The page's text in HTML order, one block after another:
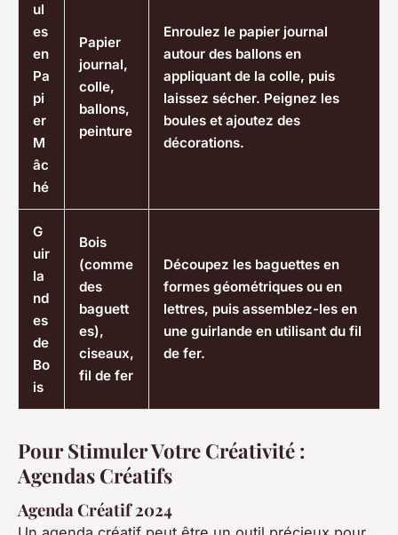
ul
es
en
Pa
pi
er
M
âc
hé
Papier
journal,
colle,
ballons,
peinture
Enroulez le papier journal
autour des ballons en
appliquant de la colle, puis
laissez sécher. Peignez les
boules et ajoutez des
décorations.
G
uir
la
nd
es
de
Bo
is
Bois
(comme
des
baguett
es),
ciseaux,
fil de fer
Découpez les baguettes en
formes géométriques ou en
lettres, puis assemblez-les en
une guirlande en utilisant du fil
de fer.
Pour Stimuler Votre Créativité :
Agendas Créatifs
Agenda Créatif 2024